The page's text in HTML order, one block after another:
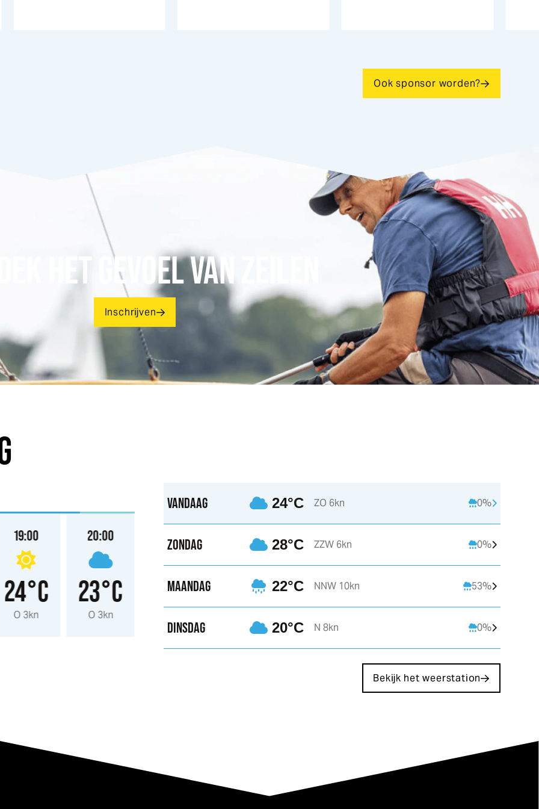
Ook sponsor worden?
HET GEVOEL VAN ZEILEN
Inschrijven
19:00
24°C
O 3kn
20:00
23°C
O 3kn
21:00
21°C
22:00
19°C 18°C
VANDAAG 24°C ZO 6kn 0%
ZONDAG 28°C ZZW 6kn 0%
MAANDAG 22°C NNW 10kn 53%
DINSDAG 20°C N 8kn 0%
Bekijk het weerstation